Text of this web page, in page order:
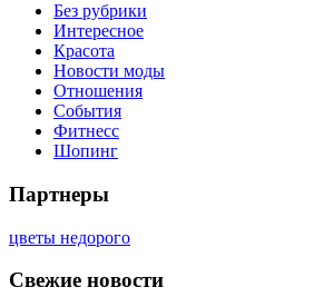
Без рубрики
Интересное
Красота
Новости моды
Отношения
События
Фитнесс
Шопинг
Партнеры
цветы недорого
Свежие новости